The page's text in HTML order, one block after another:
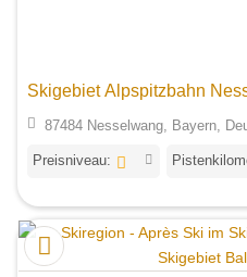
Skigebiet Alpspitzbahn
87484 Nesselwang, Bayern,
Preisniveau: